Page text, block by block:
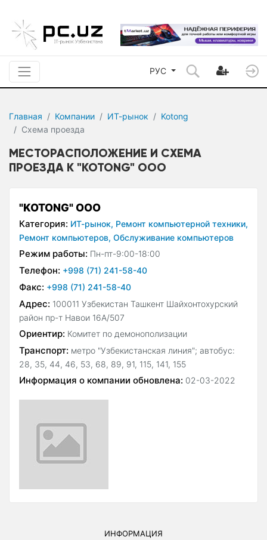
РУС
Главная Компании ИТ-рынок
Kotong
Схема проезда
МЕСТОРАСПОЛОЖЕНИЕ И СХЕМА
ПРОЕЗДА К "KOTONG" ООО
"KOTONG" ООО
Категория: ИТ-рынок, Ремонт компьютерной техники,
Ремонт компьютеров, Обслуживание компьютеров
Режим работы: Пн-пт-9:00-18:00
Телефон: +998 (71) 241-58-40
Факс: +998 (71) 241-58-40
Адрес: 100011 Узбекистан Ташкент Шайхонтохурский
район пр-т Навои 16А/507
Ориентир: Комитет по демонополизации
Транспорт: метро "Узбекистанская линия"; автобус:
28, 35, 44, 46, 53, 68, 89, 91, 115, 141, 155
Информация о компании обновлена: 02-03-2022
ИНФОРМАЦИЯ